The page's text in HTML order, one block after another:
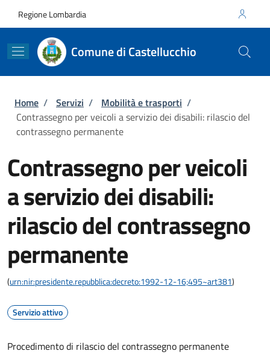
Regione Lombardia
Comune di Castellucchio
Briciole di pane
Home / Servizi / Mobilità e trasporti /
Contrassegno per veicoli a servizio dei disabili: rilascio del
contrassegno permanente
Contrassegno per veicoli
a servizio dei disabili:
rilascio del contrassegno
permanente
(urn:nir:presidente.repubblica:decreto:1992-12-16;495~art381)
Servizio attivo
Procedimento di rilascio del contrassegno permanente